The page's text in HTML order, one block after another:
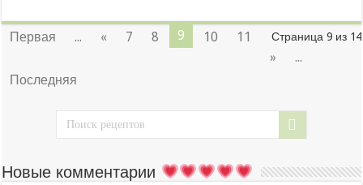
Страница 9 из 14
Первая ... « 7 8 9 10
11
»
...
Последняя
Новые комментарии